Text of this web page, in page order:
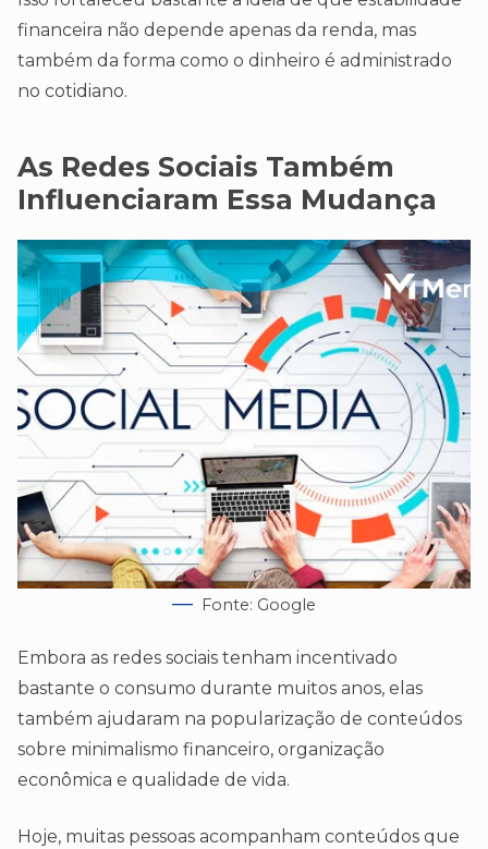
financeira não depende apenas da renda, mas
também da forma como o dinheiro é administrado
no cotidiano.
As Redes Sociais Também
Influenciaram Essa Mudança
Fonte: Google
Embora as redes sociais tenham incentivado
bastante o consumo durante muitos anos, elas
também ajudaram na popularização de conteúdos
sobre minimalismo financeiro, organização
econômica e qualidade de vida.
Hoje, muitas pessoas acompanham conteúdos que